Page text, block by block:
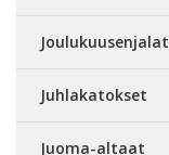
Joulukuusenjalat
Juhlakatokset
Juoma-altaat